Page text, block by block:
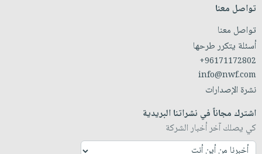
تواصل معنا
تواصل معنا
أسئلة يتكرر طرحها
+96171172802
info@nwf.com
نشرة الإصدارات
اشترك مجاناً في نشراتنا البريدية
كي يصلك آخر أخبار الشركة